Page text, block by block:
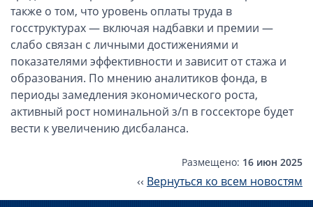
Счёт и карта в Турции для физлиц
Cчёт в Турции для компании
Счёт и карта в Киргизии для физлиц
Гражданство Вануату
Гражданство Сьерра-Леоне
Европейские и резидентные компании
также о том, что уровень оплаты труда в
госструктурах — включая надбавки и премии —
слабо связан с личными достижениями и
показателями эффективности и зависит от стажа и
образования. По мнению аналитиков фонда, в
периоды замедления экономического роста,
активный рост номинальной з/п в госсекторе будет
вести к увеличению дисбаланса.
Размещено: 16 июн 2025
‹‹ Вернуться ко всем новостям